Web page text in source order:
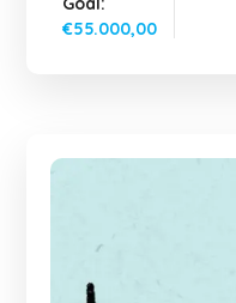
€55.000,00